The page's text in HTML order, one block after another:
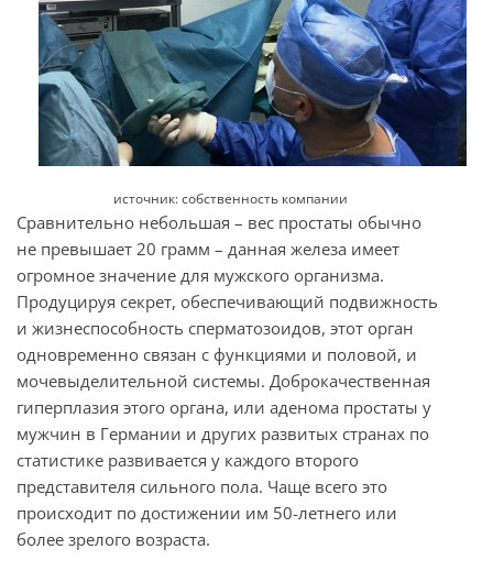
источник: собственность компании
Сравнительно небольшая – вес простаты обычно
не превышает 20 грамм – данная железа имеет
огромное значение для мужского организма.
Продуцируя секрет, обеспечивающий подвижность
и жизнеспособность сперматозоидов, этот орган
одновременно связан с функциями и половой, и
мочевыделительной системы. Доброкачественная
гиперплазия этого органа, или аденома простаты у
мужчин в Германии и других развитых странах по
статистике развивается у каждого второго
представителя сильного пола. Чаще всего это
происходит по достижении им 50-летнего или
более зрелого возраста.